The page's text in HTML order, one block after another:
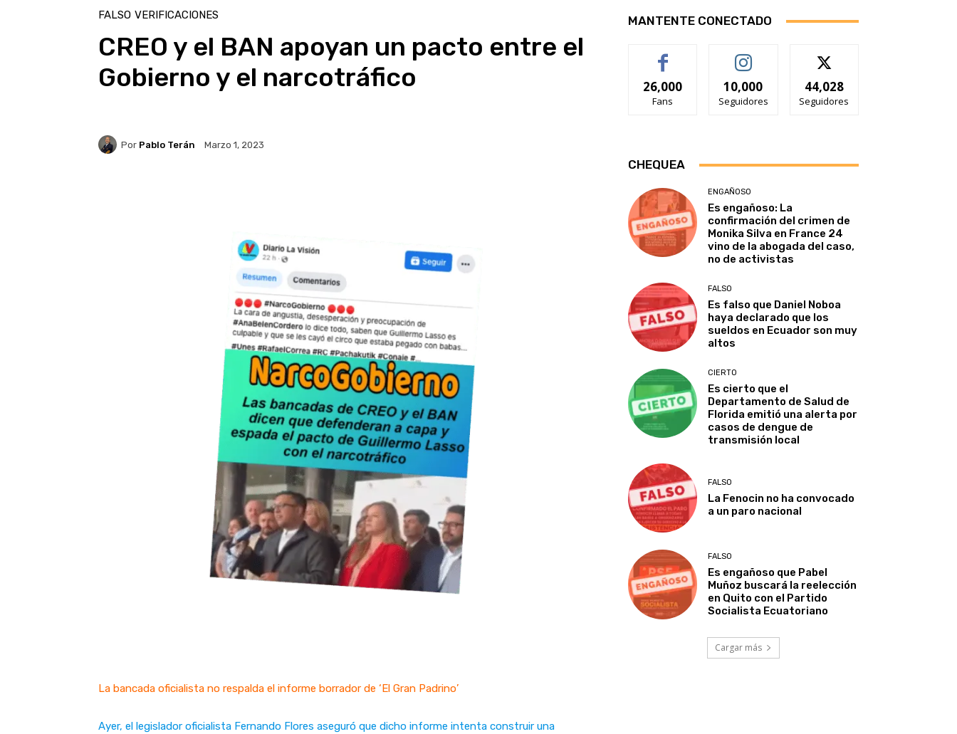
FALSO VERIFICACIONES
CREO y el BAN apoyan un pacto entre el
Gobierno y el narcotráfico
Por Pablo Terán Marzo 1, 2023
La bancada oficialista no respalda el informe borrador de ‘El Gran Padrino’
Ayer, el legislador oficialista Fernando Flores aseguró que dicho informe intenta construir una
MANTENTE CONECTADO
26,000
Fans
10,000
Seguidores
44,028
Seguidores
CHEQUEA
ENGAÑOSO
Es engañoso: La
confirmación del crimen de
Monika Silva en France 24
vino de la abogada del caso,
no de activistas
FALSO
Es falso que Daniel Noboa
haya declarado que los
sueldos en Ecuador son muy
altos
CIERTO
Es cierto que el
Departamento de Salud de
Florida emitió una alerta por
casos de dengue de
transmisión local
FALSO
La Fenocin no ha convocado
a un paro nacional
FALSO
Es engañoso que Pabel
Muñoz buscará la reelección
en Quito con el Partido
Socialista Ecuatoriano
Cargar más